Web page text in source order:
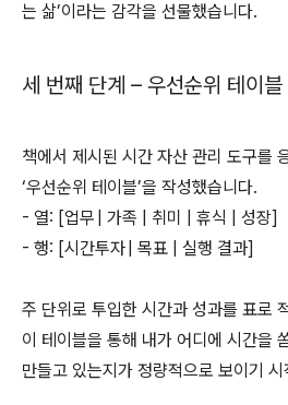
는 삶’이라는 감각을 선물했습니다.
세 번째 단계 – 우선순위 테이블
책에서 제시된 시간 자산 관리 도구를
‘우선순위 테이블’을 작성했습니다.
- 열: [업무 | 가족 | 취미 | 휴식 | 성장]
- 행: [시간투자 | 목표 | 실행 결과]
주 단위로 투입한 시간과 성과를 표로
이 테이블을 통해 내가 어디에 시간을
만들고 있는지가 정량적으로 보이기 시